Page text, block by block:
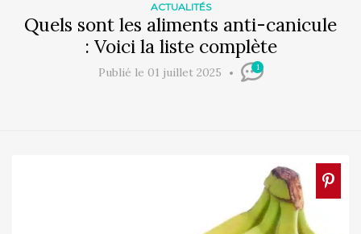
ACTUALITÉS
Quels sont les aliments anti-canicule
: Voici la liste complète
Publié le 01 juillet 2025 1